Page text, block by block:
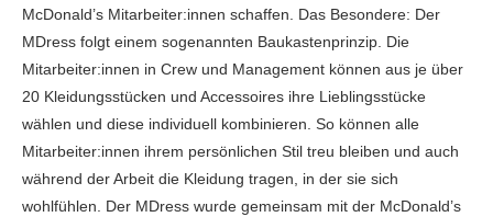
McDonald’s Mitarbeiter:innen schaffen. Das Besondere: Der
MDress folgt einem sogenannten Baukastenprinzip. Die
Mitarbeiter:innen in Crew und Management können aus je über
20 Kleidungsstücken und Accessoires ihre Lieblingsstücke
wählen und diese individuell kombinieren. So können alle
Mitarbeiter:innen ihrem persönlichen Stil treu bleiben und auch
während der Arbeit die Kleidung tragen, in der sie sich
wohlfühlen. Der MDress wurde gemeinsam mit der McDonald’s